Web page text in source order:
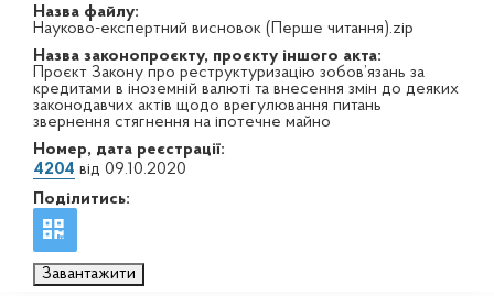
Назва файлу:
Науково-експертний висновок (Перше читання).zip
Назва законопроєкту, проєкту іншого акта:
Проєкт Закону про реструктуризацію зобов’язань за
кредитами в іноземній валюті та внесення змін до деяких
законодавчих актів щодо врегулювання питань
звернення стягнення на іпотечне майно
Номер, дата реєстрації:
4204 від 09.10.2020
Поділитись:
Завантажити